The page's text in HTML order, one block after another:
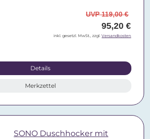
UVP 119,00 €
95,20 €
inkl. gesetzl. MwSt., zzgl.Versandkosten
Details
Merkzettel
SONO Duschhocker mit